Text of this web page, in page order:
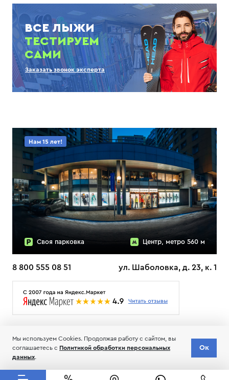
ВСЕ ЛЫЖИ
ТЕСТИРУЕМ
САМИ
Заказать звонок эксперта
Нам 15 лет!
Своя парковка Центр, метро 560 м
8 800 555 08 51 ул. Шаболовка, д. 23, к. 1
Мы используем Cookies. Продолжая работу с сайтом, вы
соглашаетесь с Политикой обработки персональных
данных.
Ок